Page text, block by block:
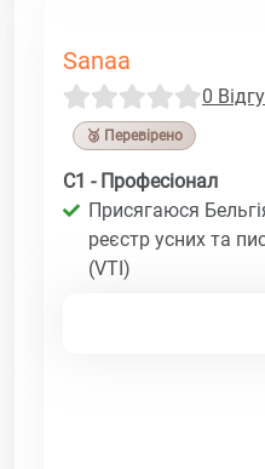
Sanaa
0
🥉 Перевірено
C1 - Професіонал
Присягаюся
реєстр усних та
(VTI)